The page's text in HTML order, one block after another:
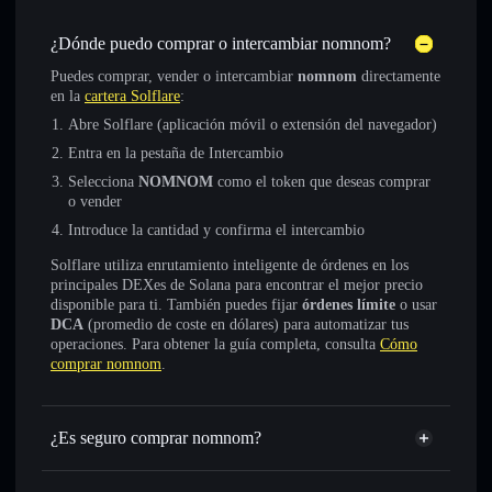
¿Dónde puedo comprar o intercambiar nomnom?
Puedes comprar, vender o intercambiar nomnom directamente
en la cartera Solflare:
Abre Solflare (aplicación móvil o extensión del navegador)
Entra en la pestaña de Intercambio
Selecciona NOMNOM como el token que deseas comprar
o vender
Introduce la cantidad y confirma el intercambio
Solflare utiliza enrutamiento inteligente de órdenes en los
principales DEXes de Solana para encontrar el mejor precio
disponible para ti. También puedes fijar órdenes límite o usar
DCA (promedio de coste en dólares) para automatizar tus
operaciones. Para obtener la guía completa, consulta Cómo
comprar nomnom.
¿Es seguro comprar nomnom?
nomnom token verificado